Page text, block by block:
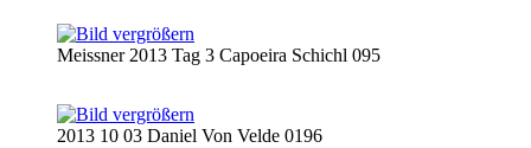
Meissner 2013 Tag 3 Capoeira Schichl 095
2013 10 03 Daniel Von Velde 0196